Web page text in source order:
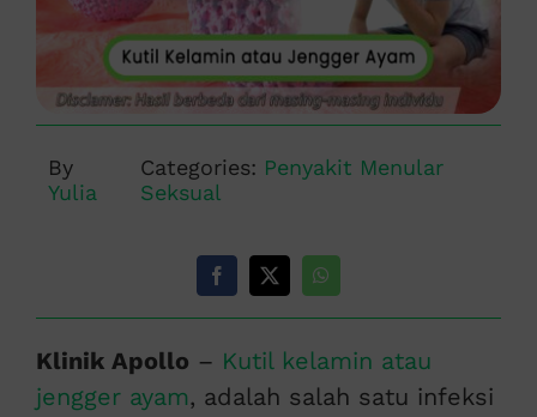
By
Yulia
Categories: Penyakit Menular
Seksual
Klinik Apollo – Kutil kelamin atau
jengger ayam, adalah salah satu infeksi